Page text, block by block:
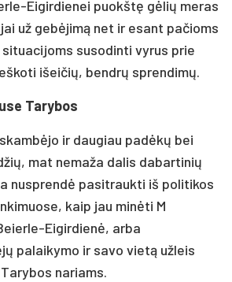
Eigirdienei puokštę gėlių meras
už gebėjimą net ir esant pačioms
susodinti vyrus prie
išeičių, bendrų sprendimų.
Tarybos
ir daugiau padėkų bei
mat nemaža dalis dabartinių
nusprendė pasitraukti iš politikos
kaip jau minėti M
Eigirdienė, arba
palaikymo ir savo vietą užleis
nariams.